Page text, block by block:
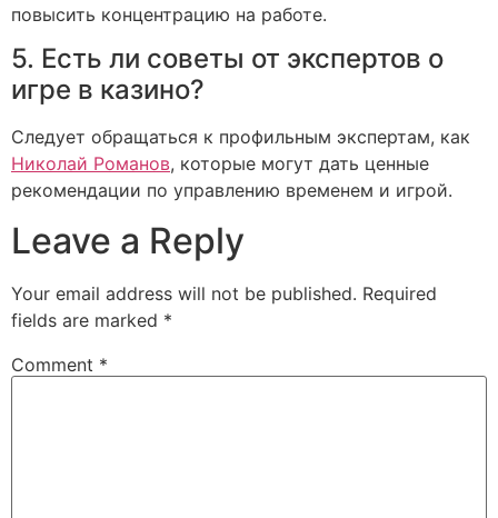
повысить концентрацию на работе.
5. Есть ли советы от экспертов о
игре в казино?
Следует обращаться к профильным экспертам, как
Николай Романов, которые могут дать ценные
рекомендации по управлению временем и игрой.
Leave a Reply
Your email address will not be published. Required
fields are marked *
Comment *